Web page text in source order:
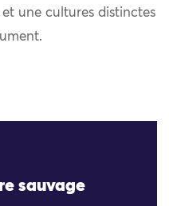
une cultures distinctes
sauvage